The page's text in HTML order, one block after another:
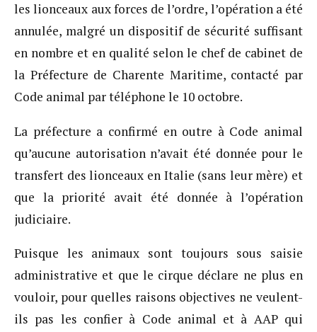
les lionceaux aux forces de l’ordre, l’opération a été
annulée, malgré un dispositif de sécurité suffisant
en nombre et en qualité selon le chef de cabinet de
la Préfecture de Charente Maritime, contacté par
Code animal par téléphone le 10 octobre.
La préfecture a confirmé en outre à Code animal
qu’aucune autorisation n’avait été donnée pour le
transfert des lionceaux en Italie (sans leur mère) et
que la priorité avait été donnée à l’opération
judiciaire.
Puisque les animaux sont toujours sous saisie
administrative et que le cirque déclare ne plus en
vouloir, pour quelles raisons objectives ne veulent-
ils pas les confier à Code animal et à AAP qui